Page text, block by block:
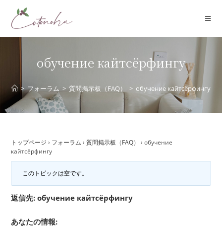
обучение кайтсёрфингу
> フォーラム > 質問掲示板（FAQ） > обучение кайтсёрфингу
トップページ › フォーラム › 質問掲示板（FAQ） › обучение
кайтсёрфингу
このトピックは空です。
返信先: обучение кайтсёрфингу
あなたの情報: